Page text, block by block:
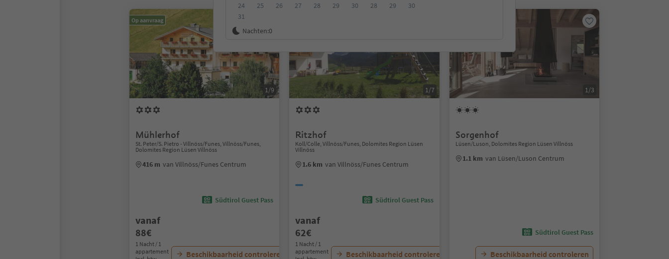
24
25 26 27 28 29
30
31
28
29 30
Nachten:0
Op aanvraag
1/9
Mühlerhof
St. Peter/S. Pietro - Villnöss/Funes, Villnöss/Funes,
Dolomites Region Lüsen Villnöss
416 m van Villnöss/Funes Centrum
Südtirol Guest Pass
vanaf
88€
1 Nacht / 1
appartement
Beschikbaarheid controleren
1/7
Ritzhof
Koll/Colle, Villnöss/Funes, Dolomites Region Lüsen
Villnöss
1.6 km van Villnöss/Funes Centrum
Südtirol Guest Pass
vanaf
62€
1 Nacht / 1
appartement
Beschikbaarheid controleren
1/3
Sorgenhof
Lüsen/Luson, Dolomites Region Lüsen Villnöss
1.1 km van Lüsen/Luson Centrum
Südtirol Guest Pass
Beschikbaarheid controleren